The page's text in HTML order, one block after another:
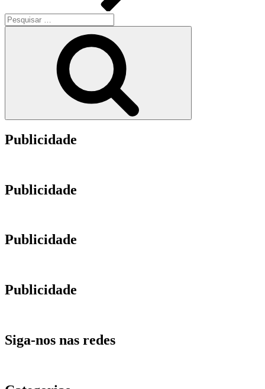
Pesquisar
por:
Publicidade
Publicidade
Publicidade
Publicidade
Siga-nos nas redes